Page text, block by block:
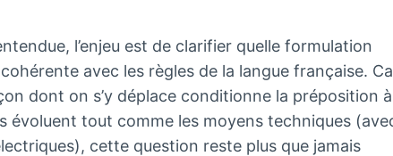
l’enjeu est de clarifier quelle formulation
avec les règles de la langue française.
dont on s’y déplace conditionne la préposition à
évoluent tout comme les moyens techniques
cette question reste plus que jamais